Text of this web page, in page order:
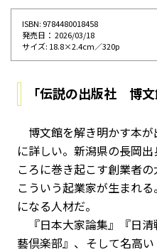
ISBN: 9784480018458
発売⽇： 2026/03/18
サイズ: 18.8×2.4cm／320p
「伝説の出版社 博
博文館を解き明かす本が
に詳しい。新潟県の長岡
ころに巻き起こす創業者の
こういう起業家が生まれ
になる人材だ。
『日本大家論集』『日
藝倶楽部』、そして名高